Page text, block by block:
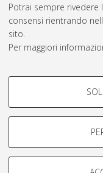
Potrai sempre rivedere
consensi rientrando
sito.
Per maggiori
COOKIE DI
Si tratta di cookie
navigazione degli
Mostra cookie di
Rss 2.0
AMS Laurea
Impostazioni Cookie
Informativa sulla
Condizioni d’uso